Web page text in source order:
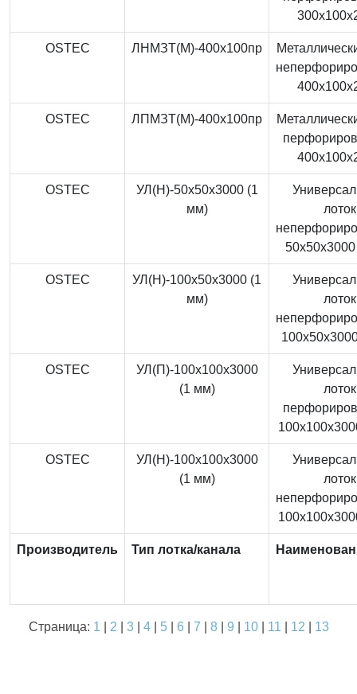
OSTEC ЛНМЗТ(М)-400x100пр
OSTEC ЛПМЗТ(М)-400x100пр
OSTEC
УЛ(Н)-50x50x3000 (1
мм)
лоток
OSTEC
УЛ(Н)-100x50x3000 (1
мм)
лоток
OSTEC
УЛ(П)-100x100x3000
(1 мм)
лоток
OSTEC
УЛ(Н)-100x100x3000
(1 мм)
лоток
Производитель Тип лотка/канала
Страница: 1 2 3| 4| 5| 6 7 8| 9 10| 11 12 13